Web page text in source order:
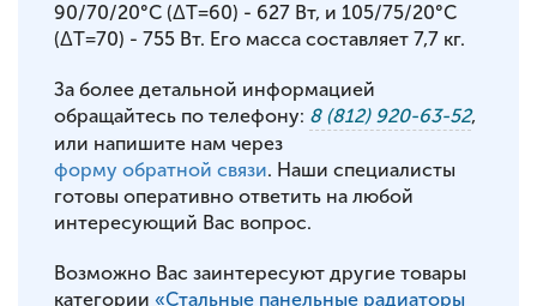
90/70/20°С (ΔT=60) - 627 Вт, и 105/75/20°С
(ΔT=70) - 755 Вт. Его масса составляет 7,7 кг.
За более детальной информацией
обращайтесь по телефону: 8 (812) 920-63-52,
или напишите нам через
форму обратной связи. Наши специалисты
готовы оперативно ответить на любой
интересующий Вас вопрос.
Возможно Вас заинтересуют другие товары
категории «Стальные панельные радиаторы